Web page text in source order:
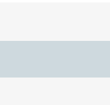
e 1 carregador.